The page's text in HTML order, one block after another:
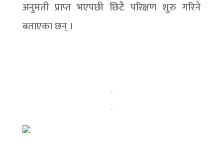
अनुमती प्राप्त भएपछी छिटै परिक्षण शुरु गरिने
बताएका छन् ।